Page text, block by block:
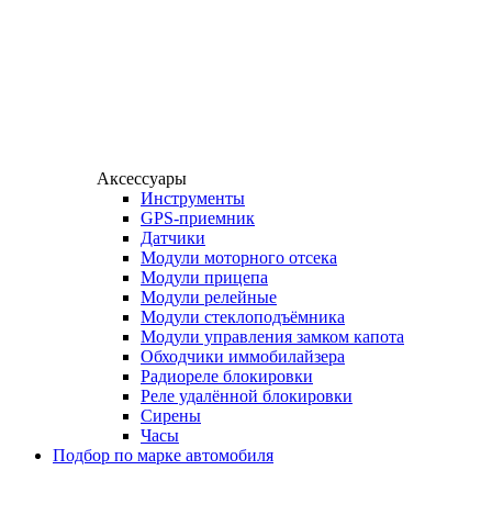
Аксессуары
Инструменты
GPS-приемник
Датчики
Модули моторного отсека
Модули прицепа
Модули релейные
Модули стеклоподъёмника
Модули управления замком капота
Обходчики иммобилайзера
Радиореле блокировки
Реле удалённой блокировки
Сирены
Часы
Подбор по марке автомобиля